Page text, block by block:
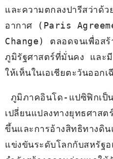
และความตกลงปารีสว่าด้
อากาศ (Paris
Change) ตลอดจนเพื่อสร้
ภูมิรัฐศาสตร์ที่มั่นคง และ
ให้เห็นในเอเชียตะวันออกเ
เปลี่ยนแปลงทางยุทธศาส
ขึ้นและการอ้างสิทธิทางดิ
แข่งขันระดับโลกกับสหรัฐอ